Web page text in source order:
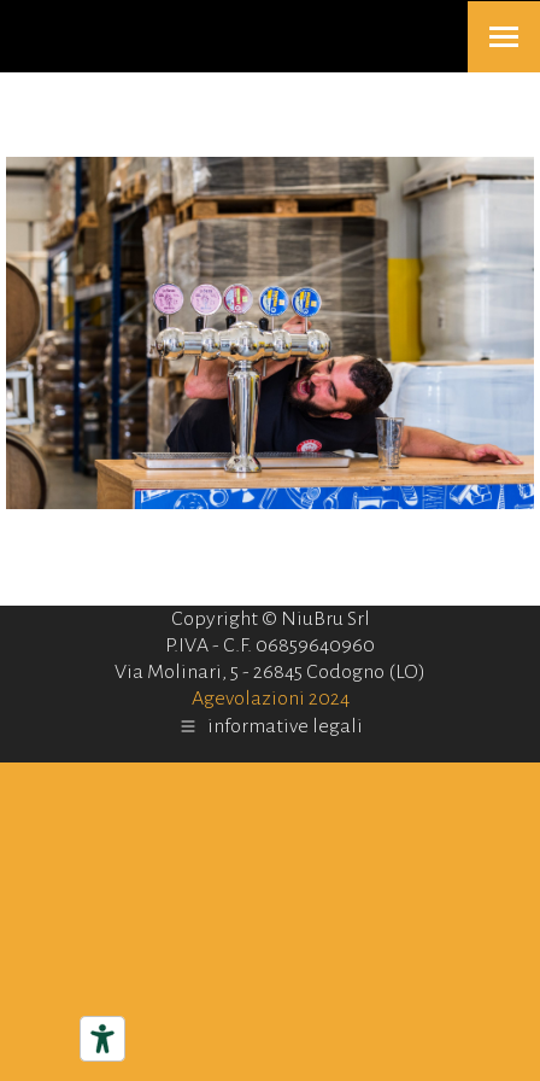
Copyright © NiuBru Srl
P.IVA - C.F. 06859640960
Via Molinari, 5 - 26845 Codogno (LO)
Agevolazioni 2024
informative legali